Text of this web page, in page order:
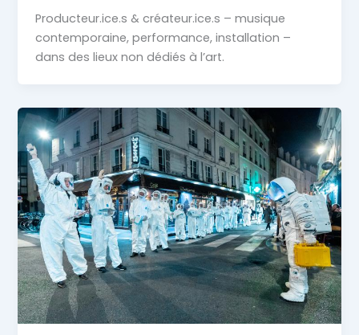
Producteur.ice.s & créateur.ice.s – musique
contemporaine, performance, installation –
dans des lieux non dédiés à l’art.